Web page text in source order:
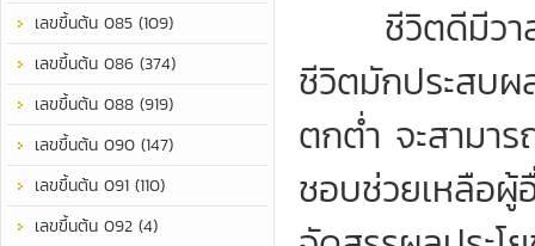
เลขขึ้นต้น 085 (109)
เลขขึ้นต้น 086 (374)
เลขขึ้นต้น 088 (919)
เลขขึ้นต้น 090 (147)
เลขขึ้นต้น 091 (110)
เลขขึ้นต้น 092 (4)
ชีวิตดีมีวาสน
ชีวิตมักประสบผ
ตกต่ำ จะสามา
ชอบช่วยเหลือผู้